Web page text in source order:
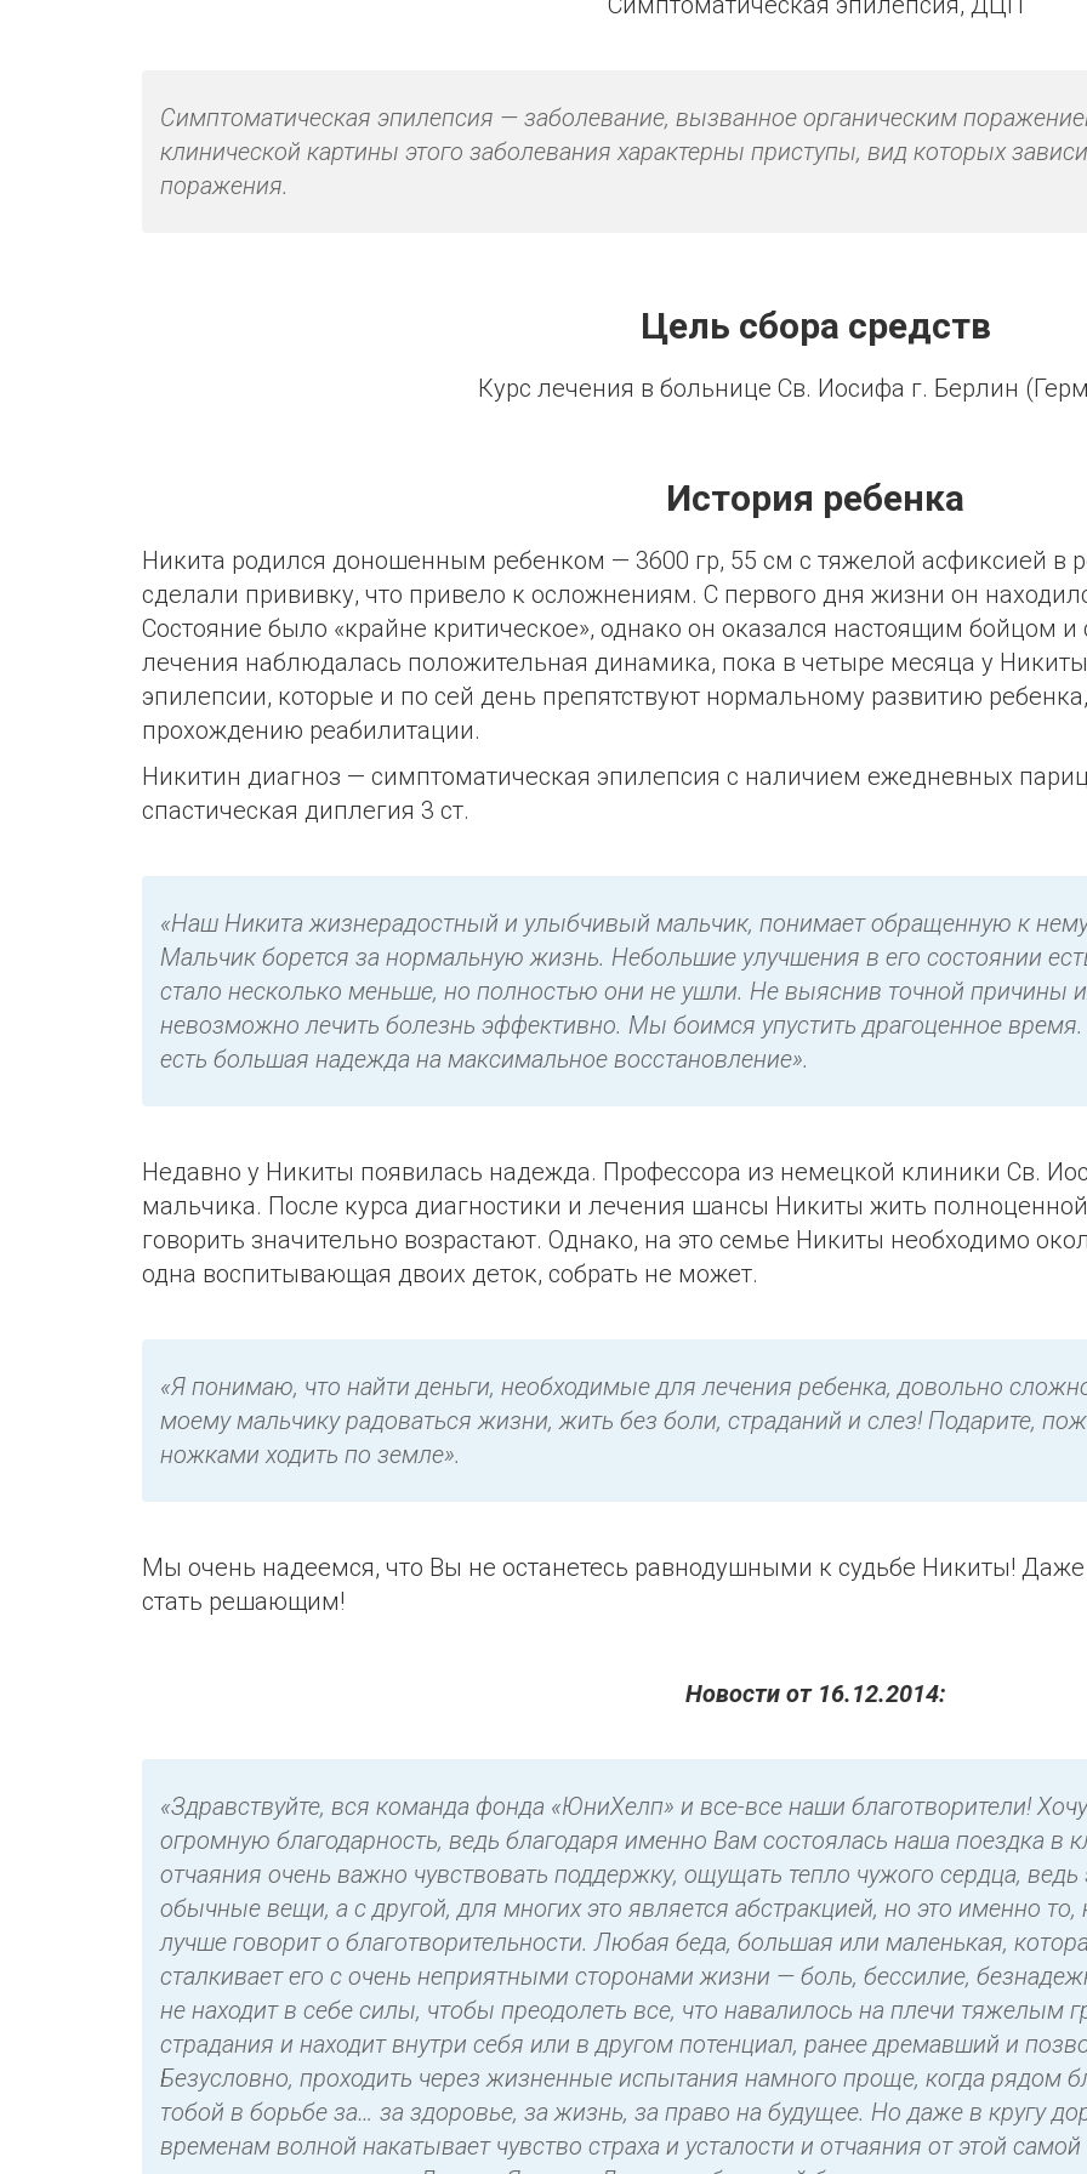
Симптоматическая эпилепсия — заболевание, вызванное органическим
клинической картины этого заболевания характерны приступы, вид которых
поражения.
Цель сбора средств
Курс лечения в больнице Св. Иосифа г. Берлин
История ребенка
Никита родился доношенным ребенком — 3600 гр, 55 см с тяжелой асфиксией в
сделали прививку, что привело к осложнениям. С первого дня жизни он
Состояние было «крайне критическое», однако он оказался настоящим бойцом
лечения наблюдалась положительная динамика, пока в четыре месяца у
эпилепсии, которые и по сей день препятствуют нормальному развитию
прохождению реабилитации.
Никитин диагноз — симптоматическая эпилепсия с наличием ежедневных
спастическая диплегия 3 ст.
«Наш Никита жизнерадостный и улыбчивый мальчик, понимает обращенную к нему
Мальчик борется за нормальную жизнь. Небольшие улучшения в его состоянии
стало несколько меньше, но полностью они не ушли. Не выяснив точной причины
невозможно лечить болезнь эффективно. Мы боимся упустить драгоценное
есть большая надежда на максимальное восстановление».
Недавно у Никиты появилась надежда. Профессора из немецкой клиники Св.
мальчика. После курса диагностики и лечения шансы Никиты жить
говорить значительно возрастают. Однако, на это семье Никиты необходимо
одна воспитывающая двоих деток, собрать не может.
«Я понимаю, что найти деньги, необходимые для лечения ребенка, довольно
моему мальчику радоваться жизни, жить без боли, страданий и слез! Подарите,
ножками ходить по земле».
Мы очень надеемся, что Вы не останетесь равнодушными к судьбе Никиты!
стать решающим!
Новости от 16.12.2014:
«Здравствуйте, вся команда фонда «ЮниХелп» и все-все наши благотворители!
огромную благодарность, ведь благодаря именно Вам состоялась наша поездка в
отчаяния очень важно чувствовать поддержку, ощущать тепло чужого сердца,
обычные вещи, а с другой, для многих это является абстракцией, но это именно то,
лучше говорит о благотворительности. Любая беда, большая или маленькая,
сталкивает его с очень неприятными сторонами жизни — боль, бессилие,
не находит в себе силы, чтобы преодолеть все, что навалилось на плечи тяжелым
страдания и находит внутри себя или в другом потенциал, ранее дремавший и
Безусловно, проходить через жизненные испытания намного проще, когда рядом
тобой в борьбе за… за здоровье, за жизнь, за право на будущее. Но даже в кругу
временам волной накатывает чувство страха и усталости и отчаяния от этой